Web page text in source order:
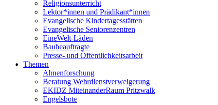
Religionsunterricht
Lektor*innen und Prädikant*innen
Evangelische Kindertagesstätten
Evangelische Seniorenzentren
EineWelt-Läden
Baubeauftragte
Presse- und Öffentlichkeitsarbeit
Themen
Ahnenforschung
Beratung Wehrdienstverweigerung
EKIDZ MiteinanderRaum Pritzwalk
Engelsbote